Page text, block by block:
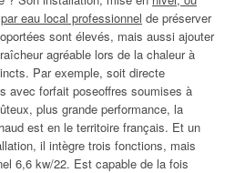
eau local professionnel de préserver
sont élevés, mais aussi ajouter
agréable lors de la chaleur à
Par exemple, soit directe
avec forfait poseoffres soumises à
plus grande performance, la
est en le territoire français. Et un
il intègre trois fonctions, mais
6,6 kw/22. Est capable de la fois